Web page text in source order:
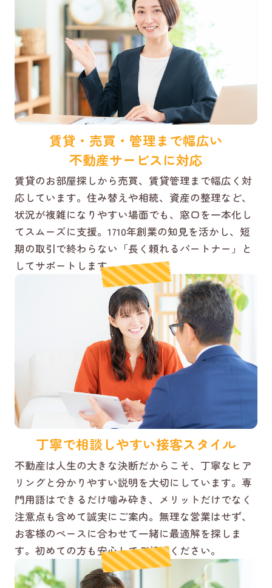
賃貸・売買・管理まで幅広い
不動産サービスに対応
賃貸のお部屋探しから売買、賃貸管理まで幅広く対
応しています。住み替えや相続、資産の整理など、
状況が複雑になりやすい場面でも、窓口を一本化し
てスムーズに支援。1710年創業の知見を活かし、短
期の取引で終わらない「長く頼れるパートナー」と
してサポートします。
丁寧で相談しやすい接客スタイル
不動産は人生の大きな決断だからこそ、丁寧なヒア
リングと分かりやすい説明を大切にしています。専
門用語はできるだけ噛み砕き、メリットだけでなく
注意点も含めて誠実にご案内。無理な営業はせず、
お客様のペースに合わせて一緒に最適解を探しま
す。初めての方も安心してご相談ください。